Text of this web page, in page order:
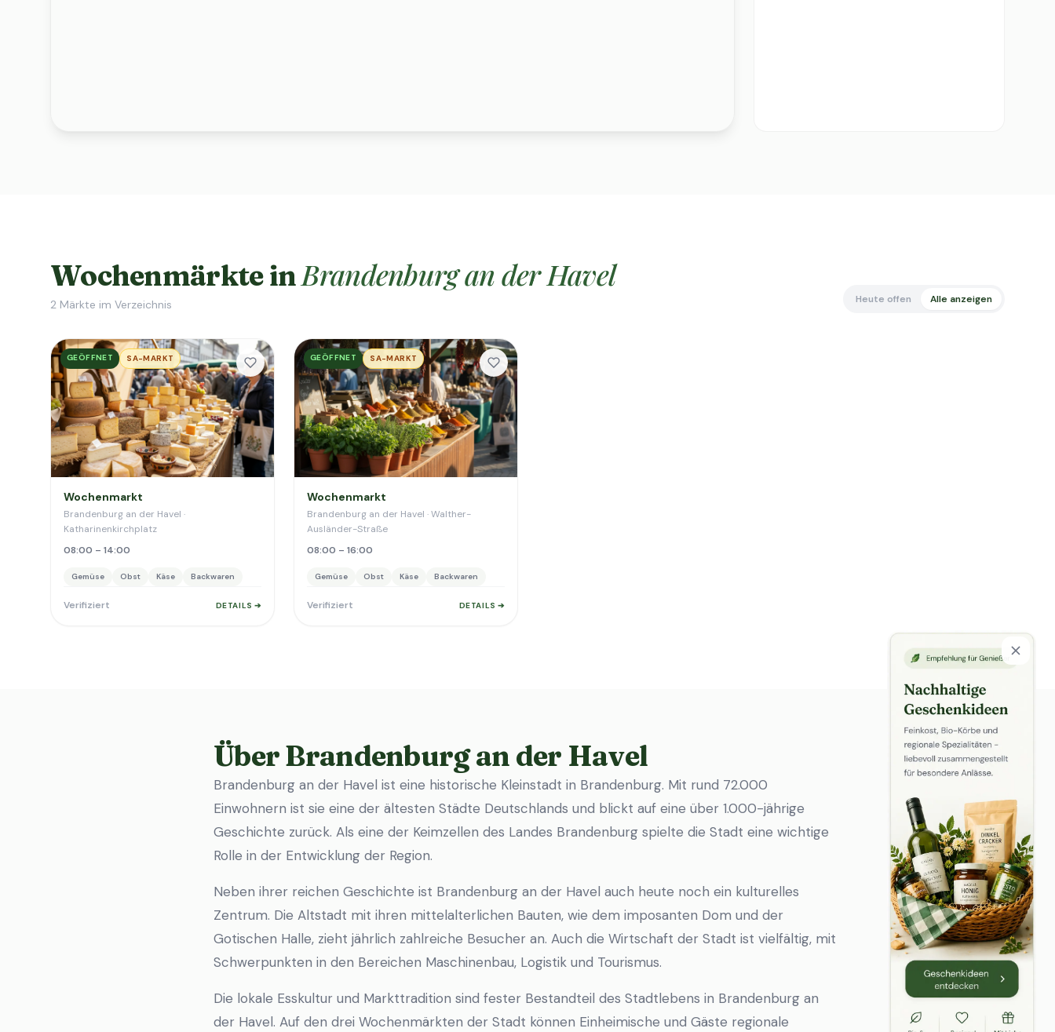
Wochenmärkte inBrandenburg an der Havel
2 Märkte im Verzeichnis Heute offen Alle anzeigen
GEÖFFNET SA-MARKT
Wochenmarkt
Brandenburg an der Havel ·
Katharinenkirchplatz
08:00 – 14:00
Gemüse Obst Käse Backwaren
Verifiziert DETAILS ➔
GEÖFFNET SA-MARKT
Wochenmarkt
Brandenburg an der Havel · Walther-
Ausländer-Straße
08:00 – 16:00
Gemüse Obst Käse Backwaren
Verifiziert DETAILS ➔
Über Brandenburg an der Havel
Brandenburg an der Havel ist eine historische Kleinstadt in Brandenburg. Mit rund 72.000
Einwohnern ist sie eine der ältesten Städte Deutschlands und blickt auf eine über 1.000-jährige
Geschichte zurück. Als eine der Keimzellen des Landes Brandenburg spielte die Stadt eine wichtige
Rolle in der Entwicklung der Region.
Neben ihrer reichen Geschichte ist Brandenburg an der Havel auch heute noch ein kulturelles
Zentrum. Die Altstadt mit ihren mittelalterlichen Bauten, wie dem imposanten Dom und der
Gotischen Halle, zieht jährlich zahlreiche Besucher an. Auch die Wirtschaft der Stadt ist vielfältig, mit
Schwerpunkten in den Bereichen Maschinenbau, Logistik und Tourismus.
Die lokale Esskultur und Markttradition sind fester Bestandteil des Stadtlebens in Brandenburg an
der Havel. Auf den drei Wochenmärkten der Stadt können Einheimische und Gäste regionale